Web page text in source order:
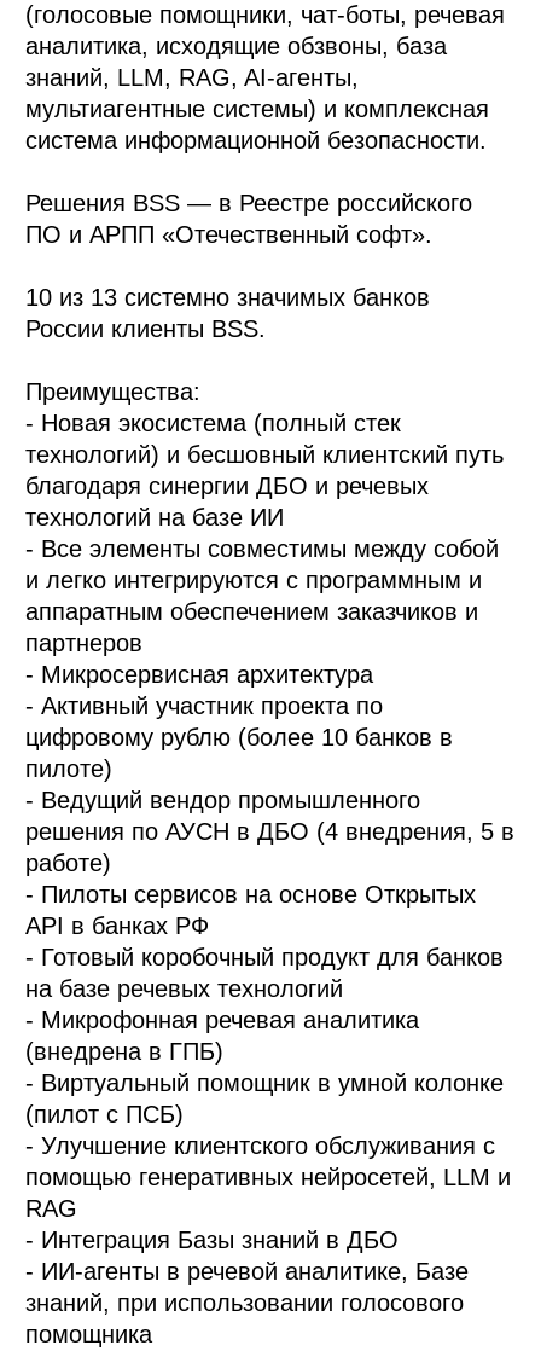
(голосовые помощники, чат-боты, речевая
аналитика, исходящие обзвоны, база
знаний, LLM, RAG, AI-агенты,
мультиагентные системы) и комплексная
система информационной безопасности.
Решения BSS — в Реестре российского
ПО и АРПП «Отечественный софт».
10 из 13 системно значимых банков
России клиенты BSS.
Преимущества:
- Новая экосистема (полный стек
технологий) и бесшовный клиентский путь
благодаря синергии ДБО и речевых
технологий на базе ИИ
- Все элементы совместимы между собой
и легко интегрируются с программным и
аппаратным обеспечением заказчиков и
партнеров
- Микросервисная архитектура
- Активный участник проекта по
цифровому рублю (более 10 банков в
пилоте)
- Ведущий вендор промышленного
решения по АУСН в ДБО (4 внедрения, 5 в
работе)
- Пилоты сервисов на основе Открытых
API в банках РФ
- Готовый коробочный продукт для банков
на базе речевых технологий
- Микрофонная речевая аналитика
(внедрена в ГПБ)
- Виртуальный помощник в умной колонке
(пилот с ПСБ)
- Улучшение клиентского обслуживания с
помощью генеративных нейросетей, LLM и
RAG
- Интеграция Базы знаний в ДБО
- ИИ-агенты в речевой аналитике, Базе
знаний, при использовании голосового
помощника